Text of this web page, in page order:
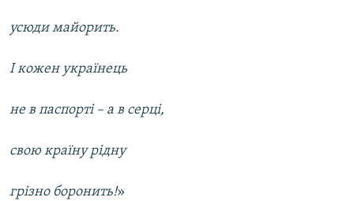
усюди майорить.
І кожен українець
не в паспорті – а в серці,
свою країну рідну
грізно боронить!»